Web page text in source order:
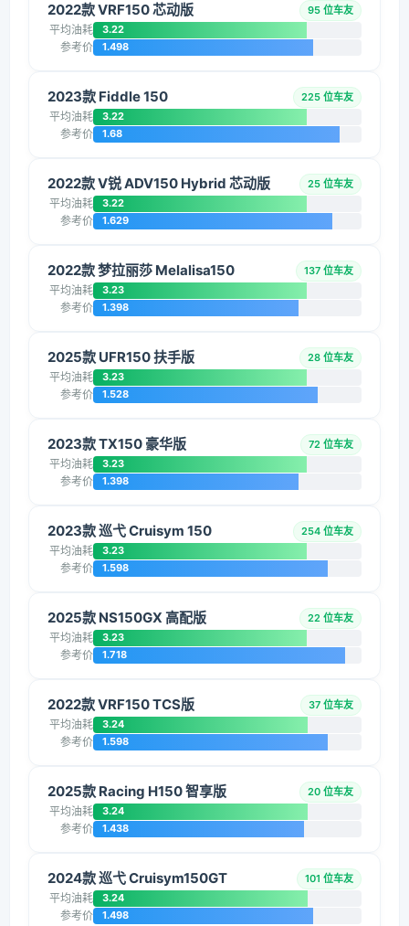
2022款 VRF150 芯动版 95 位车友
平均油耗 3.22
参考价 1.498
2023款 Fiddle 150 225 位车友
平均油耗 3.22
参考价 1.68
2022款 V锐 ADV150 Hybrid 芯动版 25 位车友
平均油耗 3.22
参考价 1.629
2022款 梦拉丽莎 Melalisa150 137 位车友
平均油耗 3.23
参考价 1.398
2025款 UFR150 扶手版 28 位车友
平均油耗 3.23
参考价 1.528
2023款 TX150 豪华版 72 位车友
平均油耗 3.23
参考价 1.398
2023款 巡弋 Cruisym 150 254 位车友
平均油耗 3.23
参考价 1.598
2025款 NS150GX 高配版 22 位车友
平均油耗 3.23
参考价 1.718
2022款 VRF150 TCS版 37 位车友
平均油耗 3.24
参考价 1.598
2025款 Racing H150 智享版 20 位车友
平均油耗 3.24
参考价 1.438
2024款 巡弋 Cruisym150GT 101 位车友
平均油耗 3.24
参考价 1.498